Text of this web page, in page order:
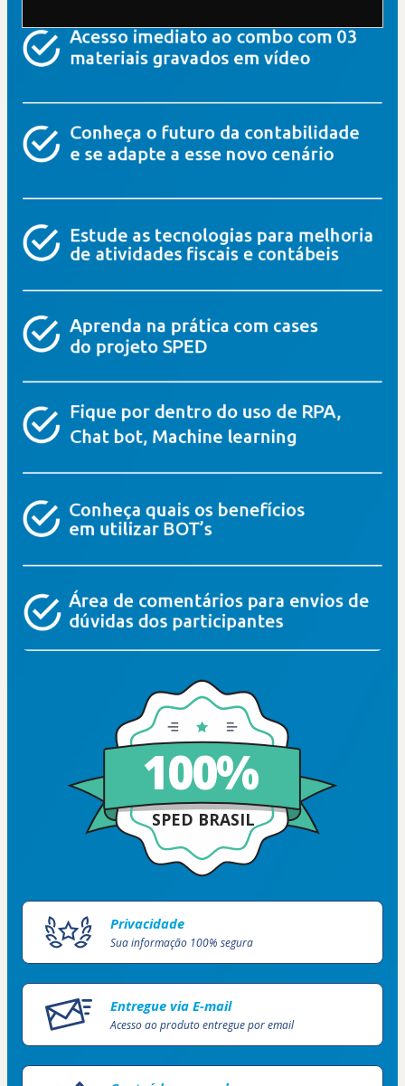
100%
SPED BRASIL
Privacidade
Sua informação 100% segura
Entregue via E-mail
Acesso ao produto entregue por email